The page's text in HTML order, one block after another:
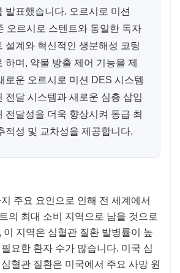
발표했습니다. 오르시로 미션
오르시로 스텐트와 동일한 독자
설계와 혁신적인 생분해성 코팅
하며, 약물 방출 제어 기능을 제
로운 오르시로 미션 DES 시스템
전달 시스템과 새로운 심층 삽입
전달성을 더욱 향상시켜 동급 최
적성 및 교차성을 제공합니다.
주요 요인으로 인해 전 세계에서
의 최대 소비 지역으로 남을 것으로
이 지역은 심혈관 질환 발병률이 높
요한 환자 수가 많습니다. 미국 심
혈관 질환은 미국에서 주요 사망 원